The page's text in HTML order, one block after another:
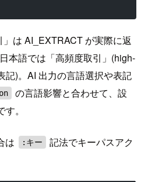
は AI_EXTRACT が実際に返
本語では「高頻度取引」(high-
記)。AI 出力の言語選択や表記
の言語影響と合わせて、設
。
は :キー
記法でキーパスアク